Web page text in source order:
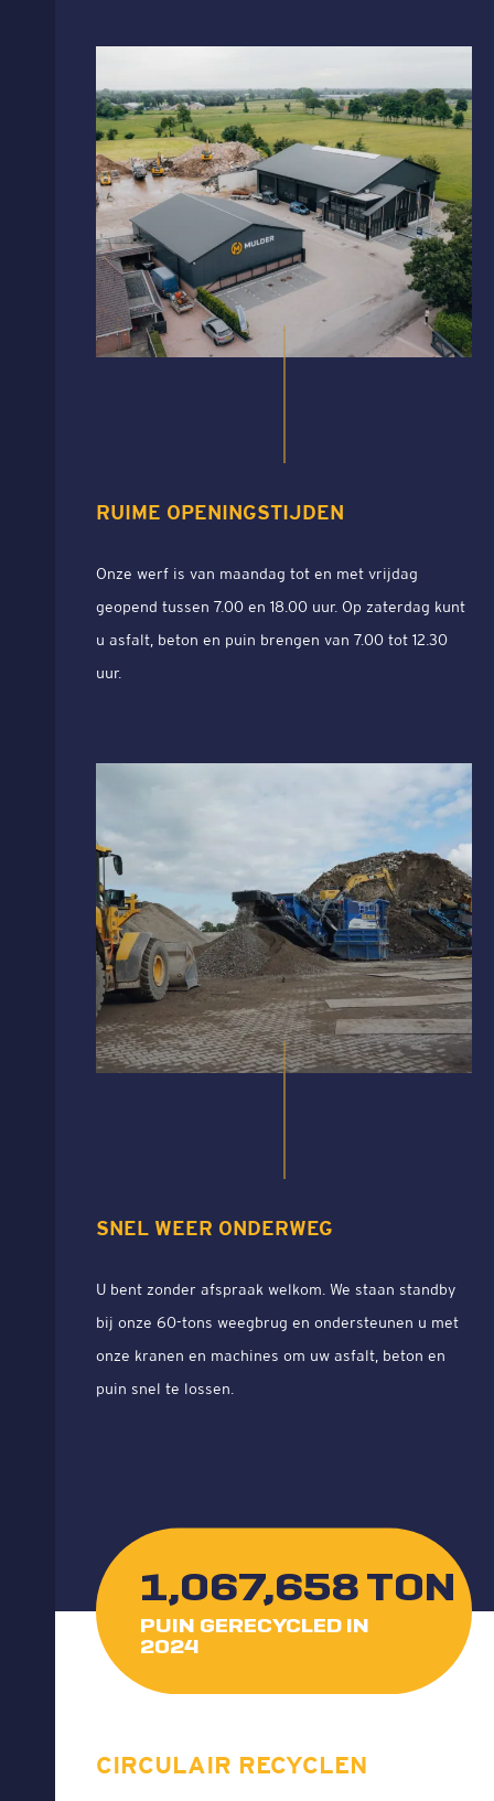
RUIME OPENINGSTIJDEN
Onze werf is van maandag tot en met vrijdag
geopend tussen 7.00 en 18.00 uur. Op zaterdag kunt
u asfalt, beton en puin brengen van 7.00 tot 12.30
uur.
SNEL WEER ONDERWEG
U bent zonder afspraak welkom. We staan standby
bij onze 60-tons weegbrug en ondersteunen u met
onze kranen en machines om uw asfalt, beton en
puin snel te lossen.
1,067,658TON
PUIN GERECYCLED IN
2024
CIRCULAIR RECYCLEN